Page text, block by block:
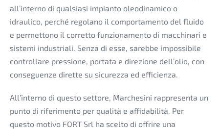
all’interno di qualsiasi impianto oleodinamico o
idraulico, perché regolano il comportamento del fluido
e permettono il corretto funzionamento di macchinari e
sistemi industriali. Senza di esse, sarebbe impossibile
controllare pressione, portata e direzione dell’olio, con
conseguenze dirette su sicurezza ed efficienza.
All’interno di questo settore, Marchesini rappresenta un
punto di riferimento per qualità e affidabilità. Per
questo motivo FORT Srl ha scelto di offrire una